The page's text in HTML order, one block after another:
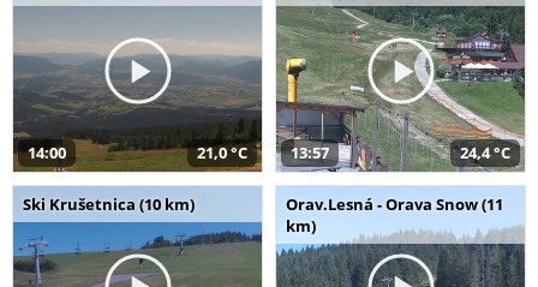
14:00 21,0 °C 13:57 24,4 °C
Ski Krušetnica (10 km)
Orav.Lesná - Orava Snow (11
km)